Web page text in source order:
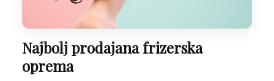
Najbolj prodajana frizerska
oprema